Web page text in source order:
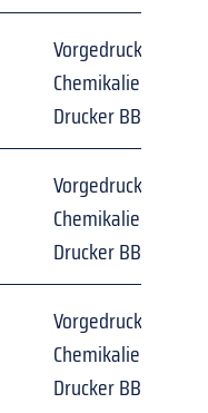
Vorgedruckte
Drucker BBP3x/
Vorgedruckte
Drucker BBP3x/
Vorgedruckte
Drucker BBP3x/